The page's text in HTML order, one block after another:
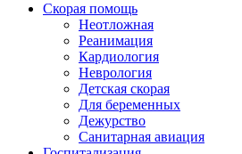
Скорая помощь
Неотложная
Реанимация
Кардиология
Неврология
Детская скорая
Для беременных
Дежурство
Санитарная авиация